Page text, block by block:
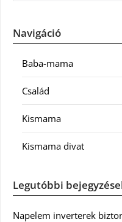
Navigáció
Baba-mama
Család
Kismama
Kismama divat
Legutóbbi
Napelem inverterek